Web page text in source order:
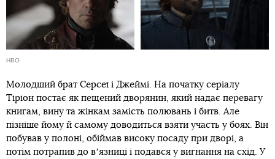
HBO
Молодший брат Серсеї і Джеймі. На початку серіалу
Тіріон постає як пещений дворянин, який надає перевагу
книгам, вину та жінкам замість полювань і битв. Але
пізніше йому й самому доводиться взяти участь у боях. Він
побував у полоні, обіймав високу посаду при дворі, а
потім потрапив до вʼязниці і подався у вигнання на схід. У